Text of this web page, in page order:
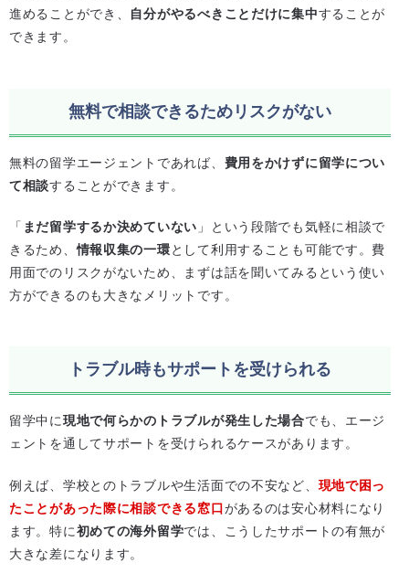
進めることができ、 自分がやるべきことだけに集中することが
できます。
無料で相談できるためリスクがない
無料の留学エージェントであれば、 費用をかけずに留学につい
て相談することができます。
「 まだ留学するか決めていない 」という段階でも気軽に相談で
きるため、情報収集の一環として利用することも可能です。費
用面でのリスクがないため、まずは話を聞いてみるという使い
方ができるのも大きなメリットです。
トラブル時もサポートを受けられる
留学中に現地で何らかのトラブルが発生した場合でも、エージ
ェントを通してサポートを受けられるケースがあります。
例えば、学校とのトラブルや生活面での不安など、 現地で困っ
たことがあった際に相談できる窓口があるのは安心材料になり
ます。特に初めての海外留学では、こうしたサポートの有無が
大きな差になります。